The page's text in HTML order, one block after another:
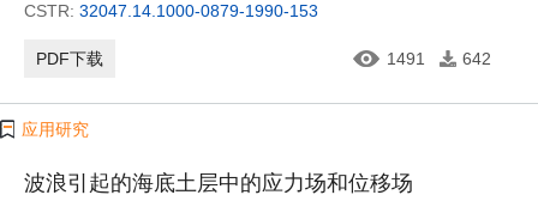
CSTR: 32047.14.1000-0879-1990-153
PDF下载 1491 642
应用研究
波浪引起的海底土层中的应力场和位移场